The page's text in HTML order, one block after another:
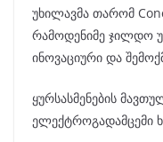
უხილავმა თარომ
რამოდენიმე ჯილდო
ინოვაციური და
ყურსასმენების
ელექტროგადამცემი